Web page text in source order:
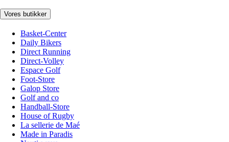
Vores butikker
Basket-Center
Daily Bikers
Direct Running
Direct-Volley
Espace Golf
Foot-Store
Galop Store
Golf and co
Handball-Store
House of Rugby
La sellerie de Maé
Made in Paradis